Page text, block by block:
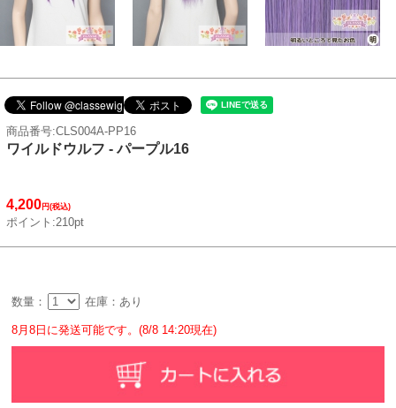
商品番号:CLS004A-PP16
ワイルドウルフ - パープル16
4,200円(税込)
ポイント:210pt
数量： 在庫：あり
8月8日に発送可能です。(8/8 14:20現在)